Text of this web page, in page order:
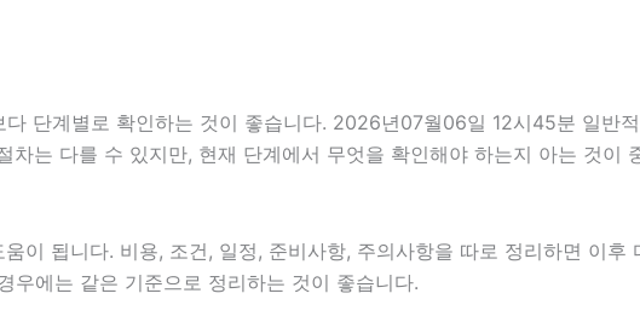
단계별로 확인하는 것이 좋습니다. 2026년07월06일 12시45분 일반
는 다를 수 있지만, 현재 단계에서 무엇을 확인해야 하는지 아는 것이
이 됩니다. 비용, 조건, 일정, 준비사항, 주의사항을 따로 정리하면 이후
에는 같은 기준으로 정리하는 것이 좋습니다.